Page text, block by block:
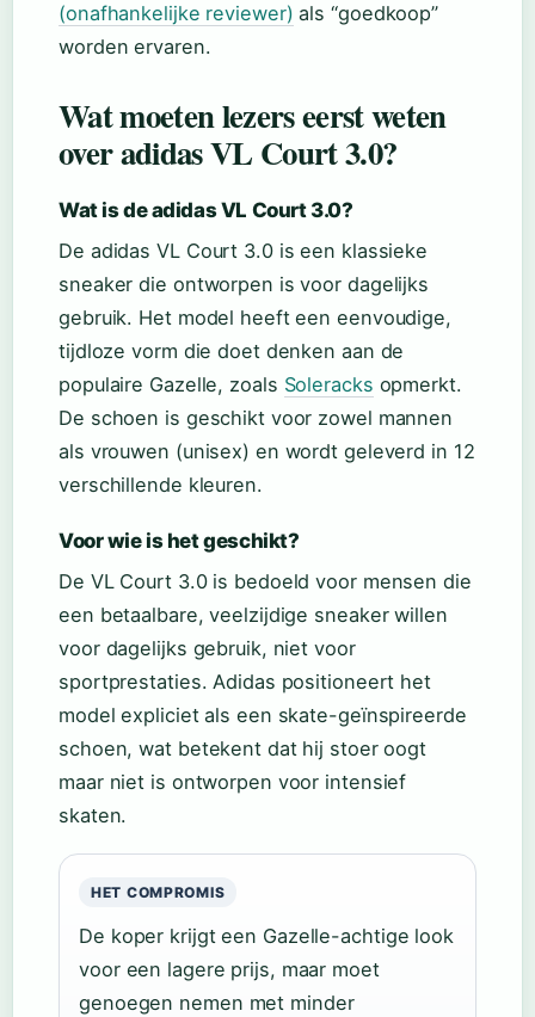
(onafhankelijke reviewer) als “goedkoop”
worden ervaren.
Wat moeten lezers eerst weten
over adidas VL Court 3.0?
Wat is de adidas VL Court 3.0?
De adidas VL Court 3.0 is een klassieke
sneaker die ontworpen is voor dagelijks
gebruik. Het model heeft een eenvoudige,
tijdloze vorm die doet denken aan de
populaire Gazelle, zoals Soleracks opmerkt.
De schoen is geschikt voor zowel mannen
als vrouwen (unisex) en wordt geleverd in 12
verschillende kleuren.
Voor wie is het geschikt?
De VL Court 3.0 is bedoeld voor mensen die
een betaalbare, veelzijdige sneaker willen
voor dagelijks gebruik, niet voor
sportprestaties. Adidas positioneert het
model expliciet als een skate-geïnspireerde
schoen, wat betekent dat hij stoer oogt
maar niet is ontworpen voor intensief
skaten.
HET COMPROMIS
De koper krijgt een Gazelle-achtige look
voor een lagere prijs, maar moet
genoegen nemen met minder